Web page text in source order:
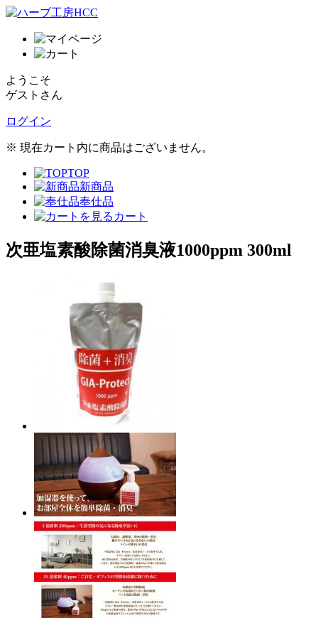
ようこそ
ゲストさん
ログイン
※ 現在カート内に商品はございません。
TOP
新商品
奉仕品
カート
次亜塩素酸除菌消臭液1000ppm 300ml